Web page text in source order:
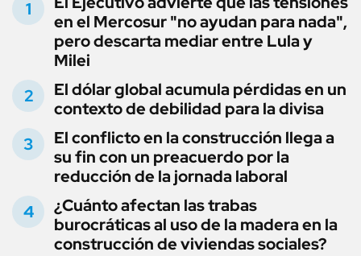
en el Mercosur "no ayudan para nada",
pero descarta mediar entre Lula y
Milei
El dólar global acumula pérdidas en un
contexto de debilidad para la divisa
El conflicto en la construcción llega a
su fin con un preacuerdo por la
reducción de la jornada laboral
¿Cuánto afectan las trabas
burocráticas al uso de la madera en la
construcción de viviendas sociales?